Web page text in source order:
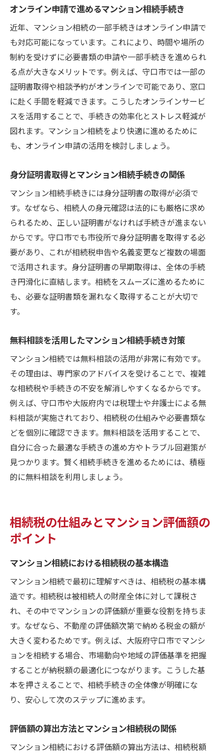
オンライン申請で進めるマンション相続手続き
近年、マンション相続の一部手続きはオンライン申請で
も対応可能になっています。これにより、時間や場所の
制約を受けずに必要書類の申請や一部手続きを進められ
る点が大きなメリットです。例えば、守口市では一部の
証明書取得や相談予約がオンラインで可能であり、窓口
に赴く手間を軽減できます。こうしたオンラインサービ
スを活用することで、手続きの効率化とストレス軽減が
図れます。マンション相続をより快適に進めるために
も、オンライン申請の活用を検討しましょう。
身分証明書取得とマンション相続手続きの関係
マンション相続手続きには身分証明書の取得が必須で
す。なぜなら、相続人の身元確認は法的にも厳格に求め
られるため、正しい証明書がなければ手続きが進まない
からです。守口市でも市役所で身分証明書を取得する必
要があり、これが相続税申告や名義変更など複数の場面
で活用されます。身分証明書の早期取得は、全体の手続
き円滑化に直結します。相続をスムーズに進めるために
も、必要な証明書類を漏れなく取得することが大切で
す。
無料相談を活用したマンション相続手続き対策
マンション相続では無料相談の活用が非常に有効です。
その理由は、専門家のアドバイスを受けることで、複雑
な相続税や手続きの不安を解消しやすくなるからです。
例えば、守口市や大阪府内では税理士や弁護士による無
料相談が実施されており、相続税の仕組みや必要書類な
どを個別に確認できます。無料相談を活用することで、
自分に合った最適な手続きの進め方やトラブル回避策が
見つかります。賢く相続手続きを進めるためには、積極
的に無料相談を利用しましょう。
相続税の仕組みとマンション評価額の
ポイント
マンション相続における相続税の基本構造
マンション相続で最初に理解すべきは、相続税の基本構
造です。相続税は被相続人の財産全体に対して課税さ
れ、その中でマンションの評価額が重要な役割を持ちま
す。なぜなら、不動産の評価額次第で納める税金の額が
大きく変わるためです。例えば、大阪府守口市でマンシ
ョンを相続する場合、市場動向や地域の評価基準を把握
することが納税額の最適化につながります。こうした基
本を押さえることで、相続手続きの全体像が明確にな
り、安心して次のステップに進めます。
評価額の算出方法とマンション相続税の関係
マンション相続における評価額の算出方法は、相続税額